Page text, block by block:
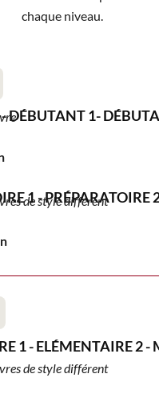
chaque niveau.
DÉBUTANT 1-
1 - PRÉPARATOIRE
de style différent
1 - ELÉMENTAIRE 2 -
de style différent